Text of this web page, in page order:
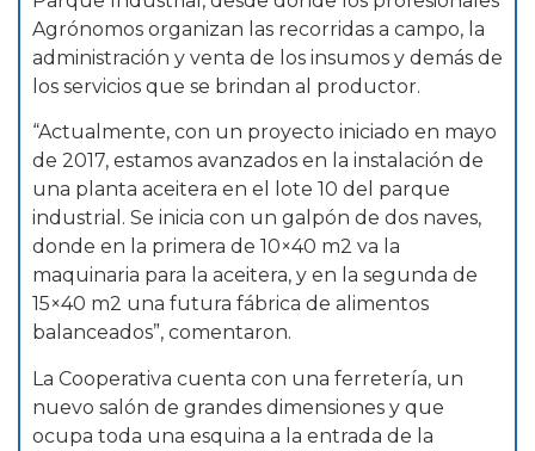
Agrónomos organizan las recorridas a campo, la
administración y venta de los insumos y demás de
los servicios que se brindan al productor.
“Actualmente, con un proyecto iniciado en mayo
de 2017, estamos avanzados en la instalación de
una planta aceitera en el lote 10 del parque
industrial. Se inicia con un galpón de dos naves,
donde en la primera de 10×40 m2 va la
maquinaria para la aceitera, y en la segunda de
15×40 m2 una futura fábrica de alimentos
balanceados”, comentaron.
La Cooperativa cuenta con una ferretería, un
nuevo salón de grandes dimensiones y que
ocupa toda una esquina a la entrada de la